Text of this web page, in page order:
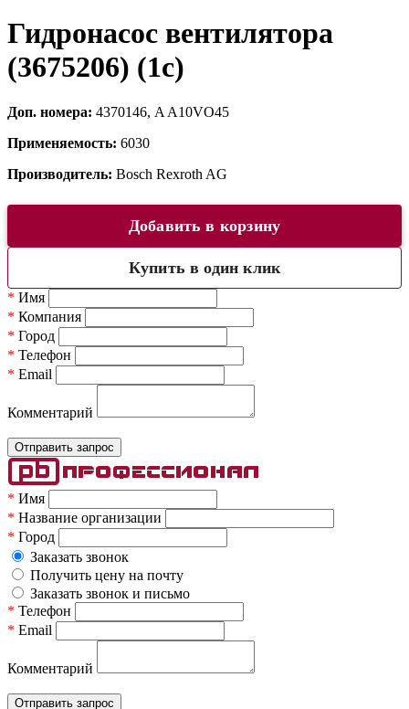
Гидронасос вентилятора
(3675206) (1c)
Доп. номера: 4370146, A A10VO45
Применяемость: 6030
Производитель: Bosch Rexroth AG
Добавить в корзину
Купить в один клик
* Имя
* Компания
* Город
* Телефон
* Email
Комментарий
* Имя
* Название организации
* Город
Заказать звонок
Получить цену на почту
Заказать звонок и письмо
* Телефон
* Email
Комментарий